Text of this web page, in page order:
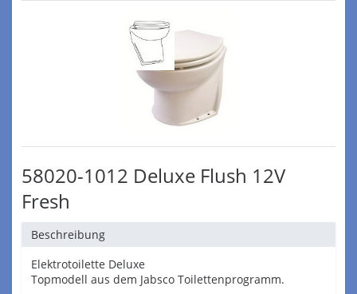
58020-1012 Deluxe Flush 12V
Fresh
Beschreibung
Elektrotoilette Deluxe
Topmodell aus dem Jabsco Toilettenprogramm.